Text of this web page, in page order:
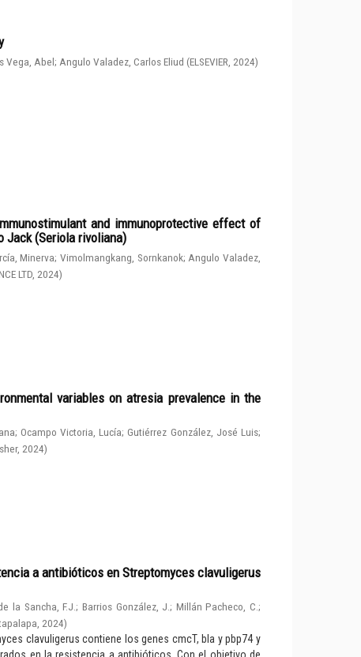
Vega, Abel;Angulo Valadez, Carlos Eliud (ELSEVIER, 2024)
and immunoprotective effect of
Jack (Seriola rivoliana)
Minerva;Vimolmangkang, Sornkanok; Angulo Valadez,
LTD 2024)
variables on atresia prevalence in the
; Ocampo Victoria, Lucía;Gutiérrez González, José Luis;
, 2024)
a antibióticos en Streptomyces clavuligerus
la Sancha, F.J.; Barrios González, J.; Millán Pacheco, C. ;
2024)
clavuligerus contiene los genes cmcT, bla y pbp74 y